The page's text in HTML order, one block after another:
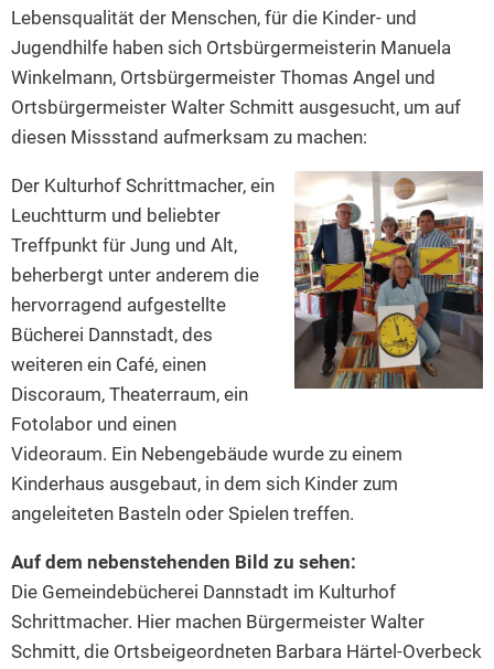
Lebensqualität der Menschen, für die Kinder- und
Jugendhilfe haben sich Ortsbürgermeisterin Manuela
Winkelmann, Ortsbürgermeister Thomas Angel und
Ortsbürgermeister Walter Schmitt ausgesucht, um auf
diesen Missstand aufmerksam zu machen:
Der Kulturhof Schrittmacher, ein
Leuchtturm und beliebter
Treffpunkt für Jung und Alt,
beherbergt unter anderem die
hervorragend aufgestellte
Bücherei Dannstadt, des
weiteren ein Café, einen
Discoraum, Theaterraum, ein
Fotolabor und einen
Videoraum. Ein Nebengebäude wurde zu einem
Kinderhaus ausgebaut, in dem sich Kinder zum
angeleiteten Basteln oder Spielen treffen.
Auf dem nebenstehenden Bild zu sehen:
Die Gemeindebücherei Dannstadt im Kulturhof
Schrittmacher. Hier machen Bürgermeister Walter
Schmitt, die Ortsbeigeordneten Barbara Härtel-Overbeck